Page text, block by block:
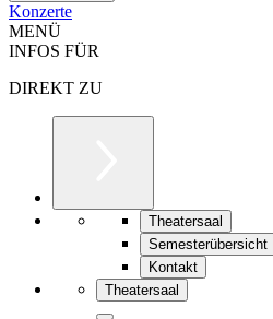
Konzerte
MENÜ
INFOS FÜR
DIREKT ZU
Theatersaal
Semesterübersicht
Kontakt
Theatersaal